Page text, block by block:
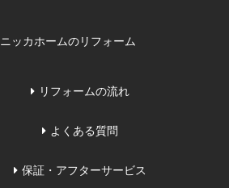
ニッカホームのリフォーム
リフォームの流れ
よくある質問
保証・アフターサービス